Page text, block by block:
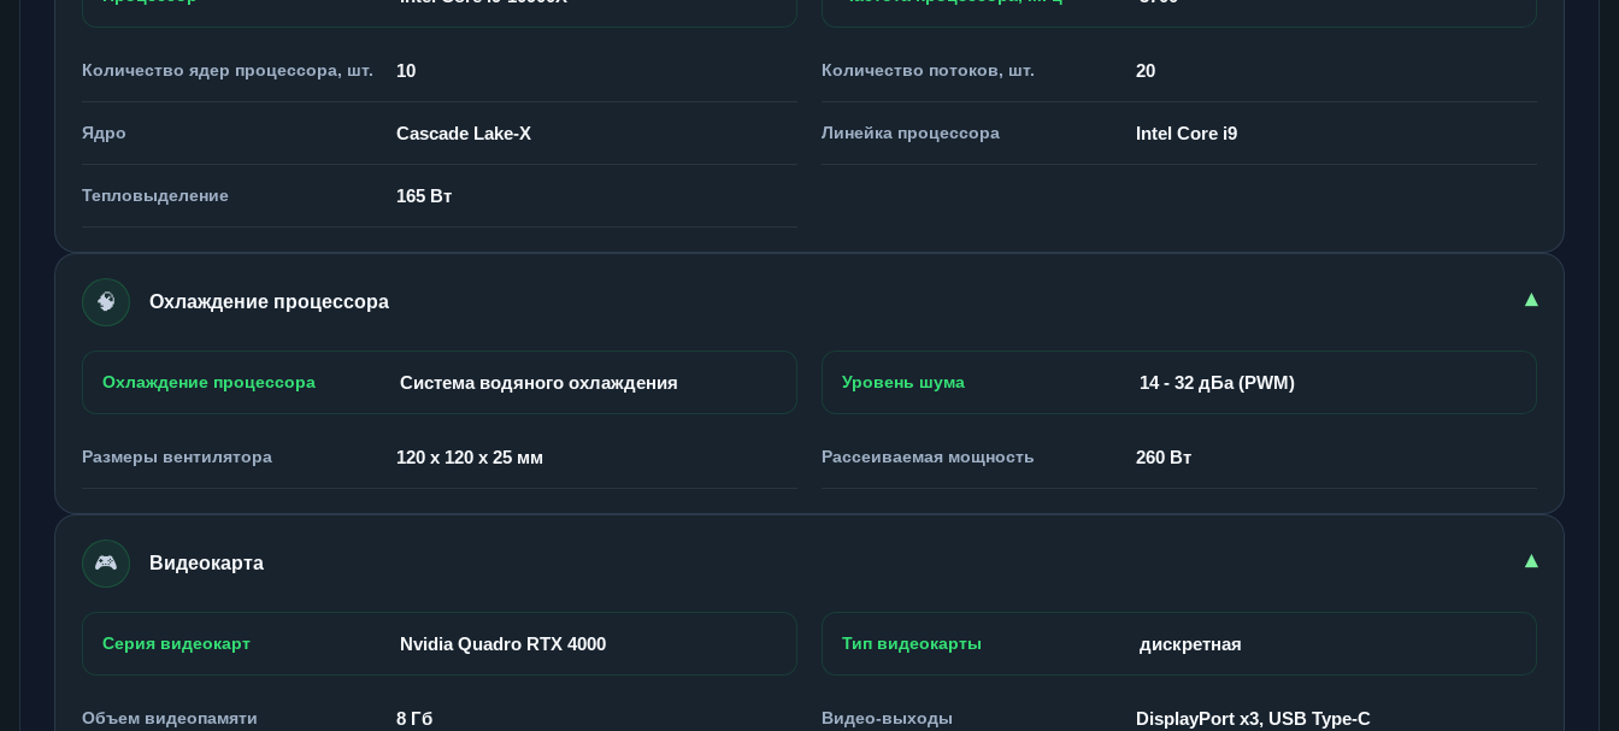
Количество ядер процессора, шт. 10 Количество потоков, шт. 20
Ядро Cascade Lake-X Линейка процессора Intel Core i9
Тепловыделение 165 Вт
🧠 Охлаждение процессора ▾
Охлаждение процессора Система водяного охлаждения Уровень шума 14 - 32 дБа (PWM)
Размеры вентилятора 120 x 120 x 25 мм Рассеиваемая мощность 260 Вт
🎮 Видеокарта ▾
Серия видеокарт Nvidia Quadro RTX 4000 Тип видеокарты дискретная
Объем видеопамяти 8 Гб Видео-выходы DisplayPort x3, USB Type-C